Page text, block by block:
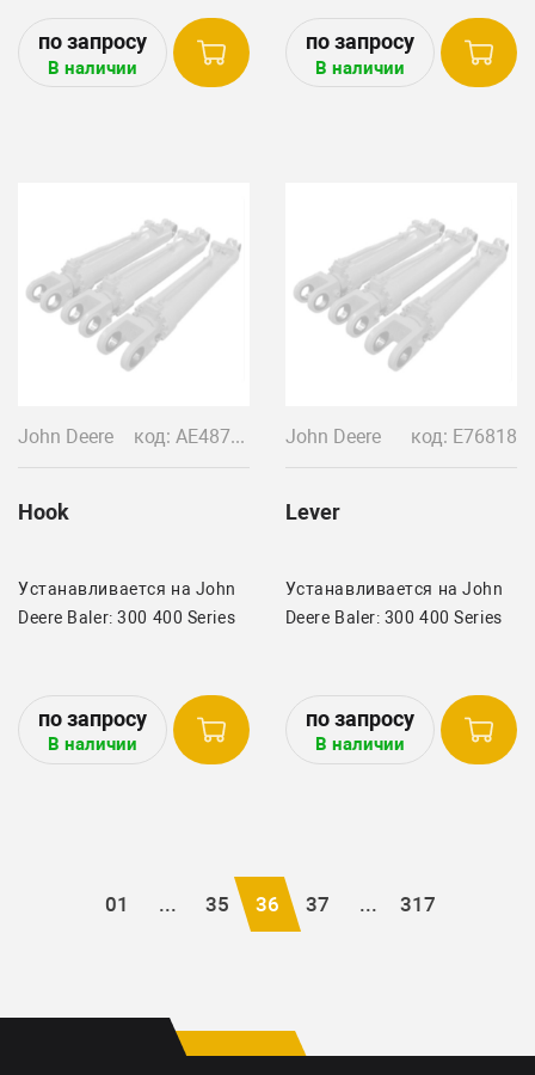
В наличии В наличии
John Deere код: AE48700 AE32450
Hook
Устанавливается на John
Deere Baler: 300 400 Series
В наличии
John Deere код: E76818
Lever
Устанавливается на John
Deere Baler: 300 400 Series
В наличии
01 ... 35 36 37 ... 317